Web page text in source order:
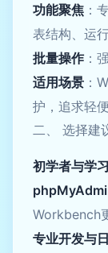
功能聚焦 ：
表结构、运
批量操作：
适用场景 ：
护，追求轻
二、 选择建
初学者与学
Workbench
专业开发与